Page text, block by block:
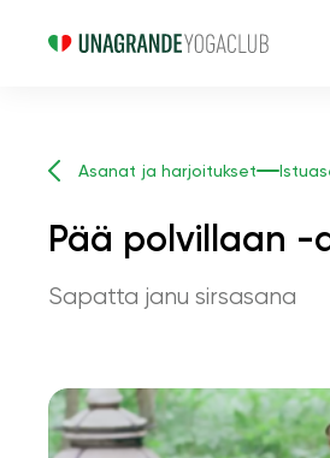
Asanat ja harjoitukset
Pää polvillaan -
Sapatta janu sirsasana